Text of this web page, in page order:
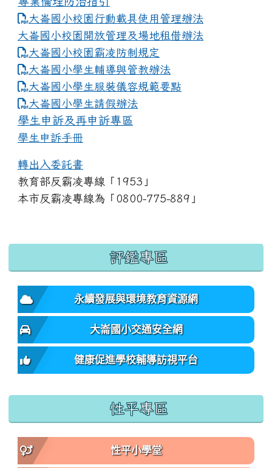
大崙國小校園行動載具使用管理辦法
大崙國小校園開放管理及場地租借辦法
大崙國小校園霸凌防制規定
大崙國小學生輔導與管教辦法
大崙國小學生服裝儀容規範要點
link to https://www.dles.tyc.edu.tw/uploads/
大崙國小學生請假辦法
學生申訴及再申訴專區
學生申訴手冊
轉出入委託書
教育部反霸凌專線「1953」
本市反霸凌專線為「0800-775-889」
:::
評鑑專區
永續發展與環境教育資源網
大崙國小交通安全網
健康促進學校輔導訪視平台
性平專區
性平小學堂